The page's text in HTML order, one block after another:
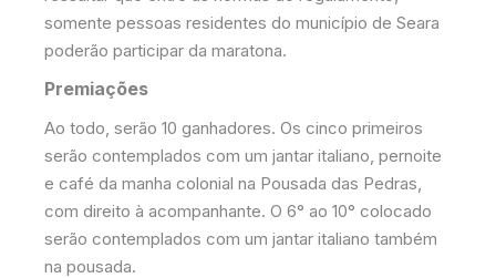
somente pessoas residentes do município de Seara
poderão participar da maratona.
Premiações
Ao todo, serão 10 ganhadores. Os cinco primeiros
serão contemplados com um jantar italiano, pernoite
e café da manha colonial na Pousada das Pedras,
com direito à acompanhante. O 6° ao 10° colocado
serão contemplados com um jantar italiano também
na pousada.